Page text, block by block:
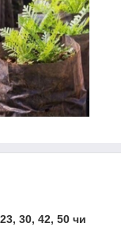
30, 42, 50 чи